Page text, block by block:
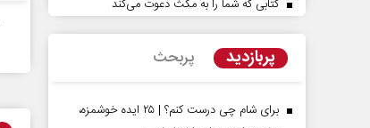
کتابی که شما را به مکث دعوت می‌کند
پربازدید پربحث
برای شام چی درست کنم؟ | ۲۵ ایده خوشمزه،